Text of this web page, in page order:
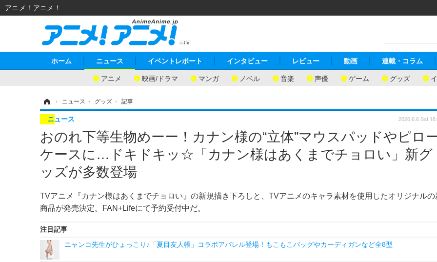
ホーム ニュース
アニメ 映画/ドラマ マンガ ノベル 音楽 声優 ゲーム グッズ
イベントレポート インタビュー レビュー 動画 連載・コラム
› ニュース › グッズ › 記事
おのれ下等生物めーー！カナン様の“立体”マウスパッドやピロ
ケースに…ドキドキッ☆「カナン様はあくまでチョロい」新グ
ッズが多数登場
TVアニメ『カナン様はあくまでチョロい』の新規描き下ろしと、TVアニメのキャラ素材を使用したオリジナルの
商品が発売決定。FAN+Lifeにて予約受付中だ。
ニュース 2026.6.6 Sat
注目記事
ニャンコ先生がひょっこり♪「夏目友人帳」コラボアパレル登場！もこもこバッグやカーディガンなど全8型
アニメ！アニメ！